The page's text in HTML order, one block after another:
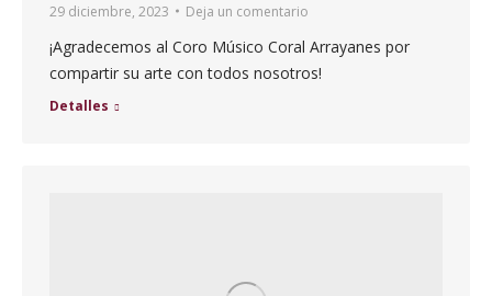
29 diciembre, 2023
Deja un comentario
¡Agradecemos al Coro Músico Coral Arrayanes por
compartir su arte con todos nosotros!
Detalles